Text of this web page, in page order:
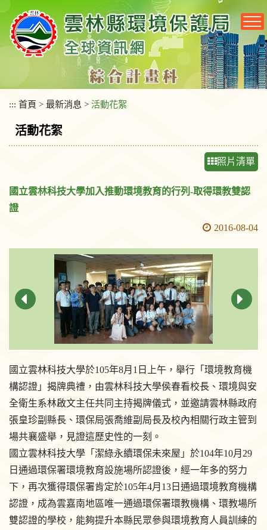
要
區
::: 首頁 > 最新消息 > 活動花絮
活動花絮
照片清單
國立雲林科技大學加入推動環境教育的行列-取得環教雙認
證
2016-08-04
國立雲林科技大學於105年8月1日上午，舉行「環境教育機
構認證」揭牌典禮，由雲林科技大學侯春看校長、環境與安
全衛生系林啟文主任共同主持揭牌儀式，並邀請雲林縣政府
張皇珍副縣長、環保局張喬維副局長及校內相關行政主管到
場共襄盛舉，見證這歷史性的一刻。
國立雲林科技大學「潔綠永續環保未來屋」於104年10月29
日通過環保署環境教育設施場所認證後，經一年多的努力
下，再次獲得環保署肯定於105年4月13日通過環境教育機構
認證，成為雲嘉南地區唯一通過環保署環教機構、環教場所
雙認證的學校，能夠提升本縣民眾參與環境教育人員訓練的